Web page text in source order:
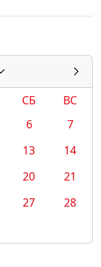
СБ
ВС
6
7
13
14
20
21
27
28